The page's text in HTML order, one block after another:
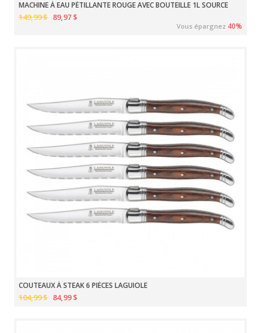
MACHINE À EAU PÉTILLANTE ROUGE AVEC BOUTEILLE 1L SOURCE
149,99 $ 89,97 $
Vous épargnez 40%
COUTEAUX À STEAK 6 PIÈCES LAGUIOLE
104,99 $ 84,99 $